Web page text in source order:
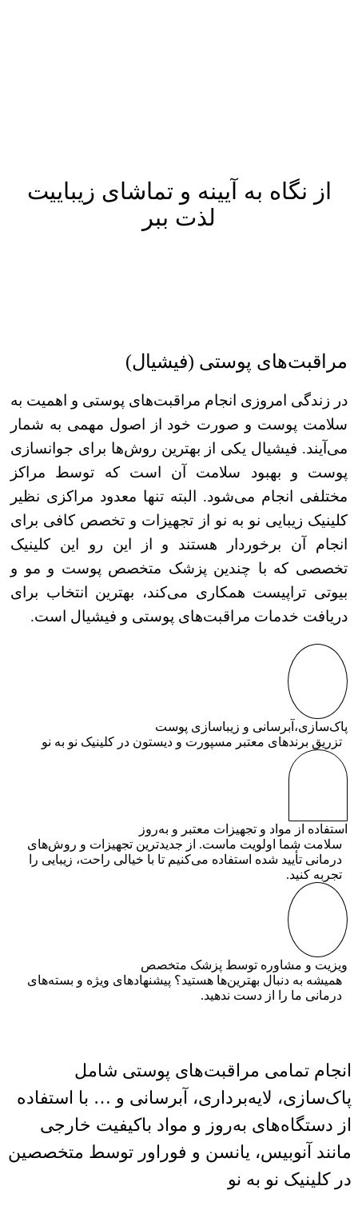
از نگاه به آیینه و تماشای زیباییت
لذت ببر
مراقبت‌های پوستی (فیشیال)
در زندگی امروزی انجام مراقبت‌های پوستی و اهمیت به
سلامت پوست و صورت خود از اصول مهمی به شمار
می‌آیند. فیشیال یکی از بهترین روش‌ها برای جوانسازی
پوست و بهبود سلامت آن است که توسط مراکز
مختلفی انجام می‌شود. البته تنها معدود مراکزی نظیر
کلینیک زیبایی نو به نو از تجهیزات و تخصص کافی برای
انجام آن برخوردار هستند و از این رو این کلینیک
تخصصی که با چندین پزشک متخصص پوست و مو و
بیوتی تراپیست همکاری می‌کند، بهترین انتخاب برای
دریافت خدمات مراقبت‌های پوستی و فیشیال است.
پاک‌سازی،آبرسانی و زیباسازی پوست
تزریق برندهای معتبر مسپورت و دیستون در کلینیک نو به نو
استفاده از مواد و تجهیزات معتبر و به‌روز
سلامت شما اولویت ماست. از جدیدترین تجهیزات و روش‌های
درمانی تأیید شده استفاده می‌کنیم تا با خیالی راحت، زیبایی را
تجربه کنید.
ویزیت و مشاوره توسط پزشک متخصص
همیشه به دنبال بهترین‌ها هستید؟ پیشنهادهای ویژه و بسته‌های
درمانی ما را از دست ندهید.
انجام تمامی مراقبت‌های پوستی شامل
پاک‌سازی، لایه‌برداری، آبرسانی و … با استفاده
از دستگاه‌های به‌روز و مواد باکیفیت خارجی
مانند آنوبیس، یانسن و فوراور توسط متخصصین
در کلینیک نو به نو